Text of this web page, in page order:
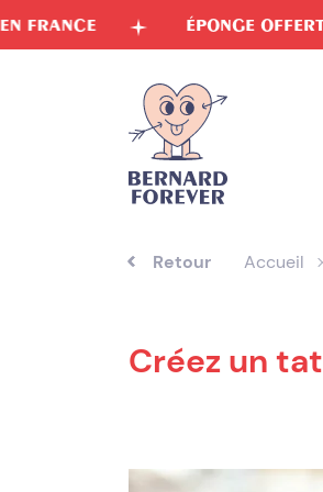
ÉPONGE OFFERTE DÈS 15€
Aller
au
Retour Accueil
Créez un